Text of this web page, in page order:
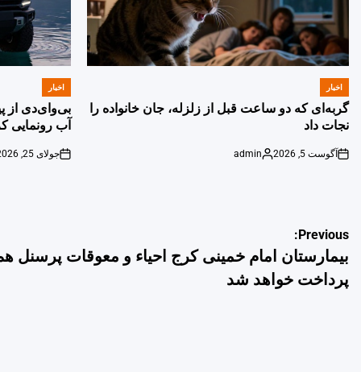
POSTED
IN
اخبار
گربه‌ای که دو ساعت قبل از زلزله، جان خانواده را
نجات داد
on
آگوست 5, 2026
Posted
admin
POSTED
اخبار
بی‌وای‌دی از
آب رونمایی
on
جولای 25, 2026
راهبری
نوشته
Previous:
بیمارستان امام خمینی کرج احیاء و معوقات پرسنل
پرداخت خواهد شد